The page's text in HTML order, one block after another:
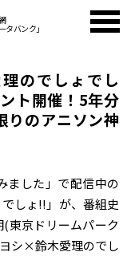
タバンク」
のでしょでし
ト開催！5年分
りのアニソン神
ました」で配信中の
しょ!!」が、番組史
(東京ドリームパーク
シ×鈴木愛理のでし